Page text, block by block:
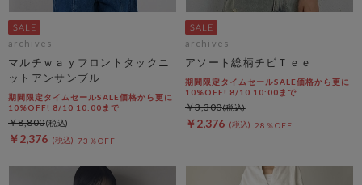
archives
マルチｗａｙフロントタックニ
ットアンサンブル
期間限定タイムセールSALE価格から更に
10%OFF! 8/10 10:00まで
￥2,376 73％OFF
￥8,800
archives
アソート総柄チビＴｅｅ
期間限定タイムセールSALE価格から更に
10%OFF! 8/10 10:00まで
￥2,376 28％OFF
￥3,300